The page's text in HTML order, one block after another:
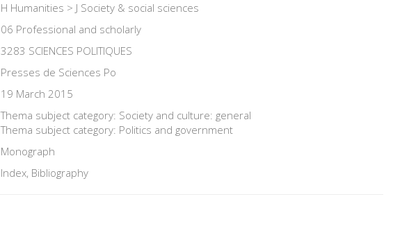
H Humanities > J Society & social sciences
06 Professional and scholarly
3283 SCIENCES POLITIQUES
Presses de Sciences Po
19 March 2015
Thema subject category: Society and culture: general
Thema subject category: Politics and government
Monograph
Index, Bibliography